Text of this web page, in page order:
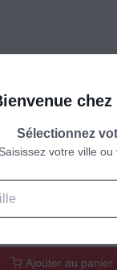
9V
Ajouter au panier
Sélectionnez
Saisissez votre ville